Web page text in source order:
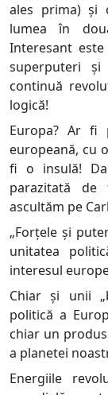
ales prima) și
lumea în
Interesant
superputeri
continuă
logică!
Europa? Ar
europeană, cu
fi o insulă!
parazitată de
ascultăm pe
„Forțele și
unitatea
interesul
Chiar și unii
politică a
chiar un
a planetei
Energiile